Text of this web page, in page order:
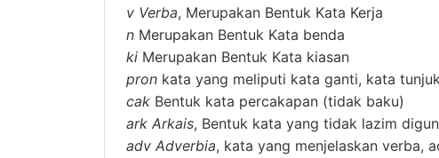
v Verba, Merupakan Bentuk Kata Kerja
n Merupakan Bentuk Kata benda
ki Merupakan Bentuk Kata kiasan
pron kata yang meliputi kata ganti, kata
cak Bentuk kata percakapan (tidak baku)
ark Arkais, Bentuk kata yang tidak lazim
adv Adverbia, kata yang menjelaskan verba,